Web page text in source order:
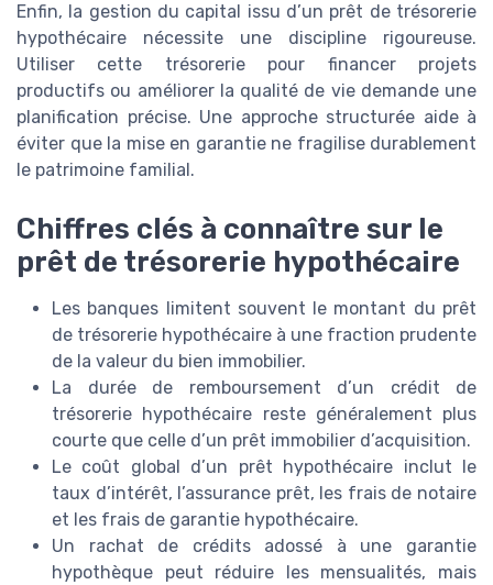
Enfin, la gestion du capital issu d’un prêt de trésorerie
hypothécaire nécessite une discipline rigoureuse.
Utiliser cette trésorerie pour financer projets
productifs ou améliorer la qualité de vie demande une
planification précise. Une approche structurée aide à
éviter que la mise en garantie ne fragilise durablement
le patrimoine familial.
Chiffres clés à connaître sur le
prêt de trésorerie hypothécaire
Les banques limitent souvent le montant du prêt
de trésorerie hypothécaire à une fraction prudente
de la valeur du bien immobilier.
La durée de remboursement d’un crédit de
trésorerie hypothécaire reste généralement plus
courte que celle d’un prêt immobilier d’acquisition.
Le coût global d’un prêt hypothécaire inclut le
taux d’intérêt, l’assurance prêt, les frais de notaire
et les frais de garantie hypothécaire.
Un rachat de crédits adossé à une garantie
hypothèque peut réduire les mensualités, mais